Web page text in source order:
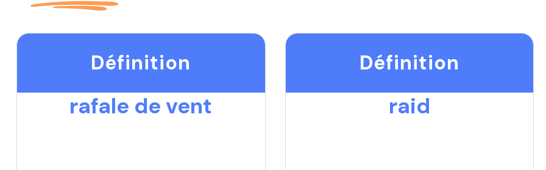
Définition
rafale de vent
Définition
raid